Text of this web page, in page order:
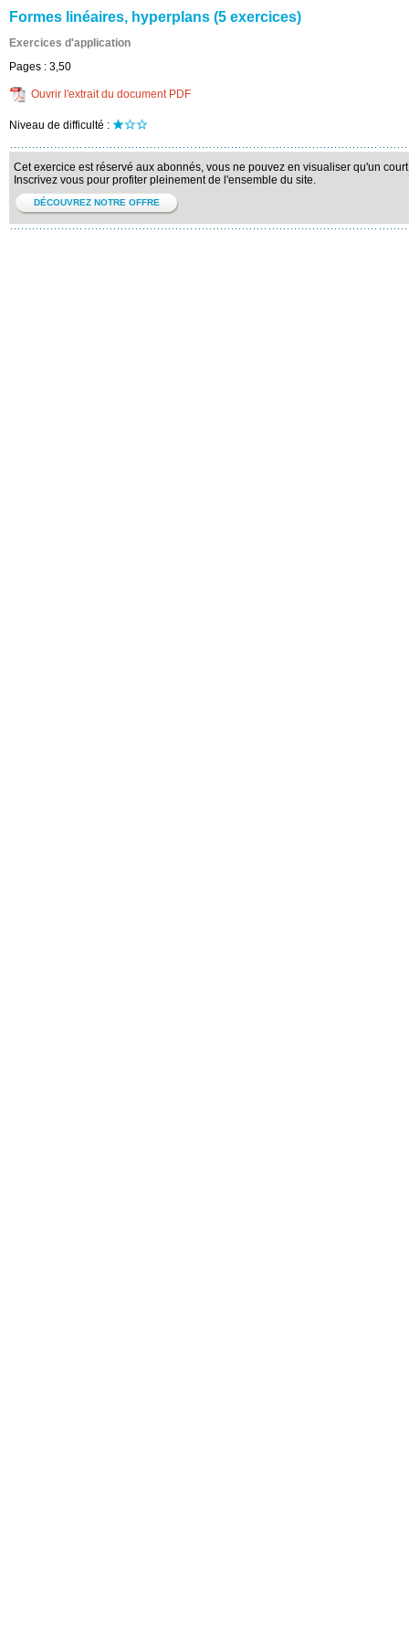
Formes linéaires, hyperplans (5 exercices)
Exercices d'application
Pages : 3,50
Ouvrir l'extrait du document PDF
Niveau de difficulté :
Cet exercice est réservé aux abonnés, vous ne pouvez en visualiser qu'un
Inscrivez vous pour profiter pleinement de l'ensemble du site.
DÉCOUVREZ NOTRE OFFRE